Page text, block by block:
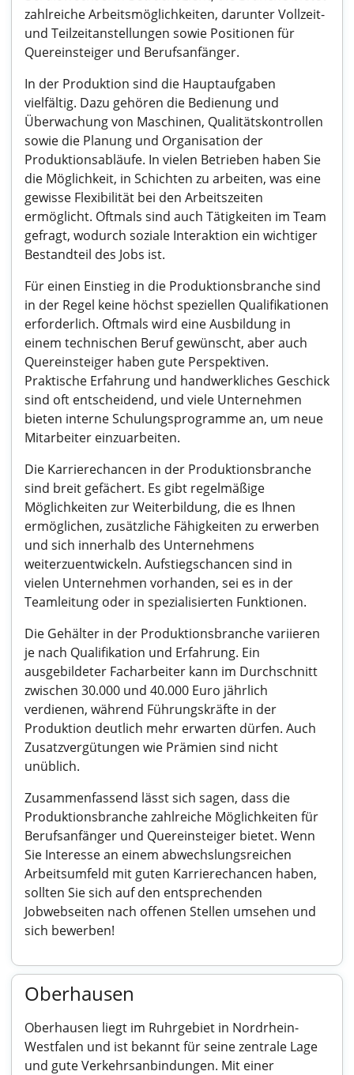
zahlreiche Arbeitsmöglichkeiten, darunter Vollzeit-
und Teilzeitanstellungen sowie Positionen für
Quereinsteiger und Berufsanfänger.
In der Produktion sind die Hauptaufgaben
vielfältig. Dazu gehören die Bedienung und
Überwachung von Maschinen, Qualitätskontrollen
sowie die Planung und Organisation der
Produktionsabläufe. In vielen Betrieben haben Sie
die Möglichkeit, in Schichten zu arbeiten, was eine
gewisse Flexibilität bei den Arbeitszeiten
ermöglicht. Oftmals sind auch Tätigkeiten im Team
gefragt, wodurch soziale Interaktion ein wichtiger
Bestandteil des Jobs ist.
Für einen Einstieg in die Produktionsbranche sind
in der Regel keine höchst speziellen Qualifikationen
erforderlich. Oftmals wird eine Ausbildung in
einem technischen Beruf gewünscht, aber auch
Quereinsteiger haben gute Perspektiven.
Praktische Erfahrung und handwerkliches Geschick
sind oft entscheidend, und viele Unternehmen
bieten interne Schulungsprogramme an, um neue
Mitarbeiter einzuarbeiten.
Die Karrierechancen in der Produktionsbranche
sind breit gefächert. Es gibt regelmäßige
Möglichkeiten zur Weiterbildung, die es Ihnen
ermöglichen, zusätzliche Fähigkeiten zu erwerben
und sich innerhalb des Unternehmens
weiterzuentwickeln. Aufstiegschancen sind in
vielen Unternehmen vorhanden, sei es in der
Teamleitung oder in spezialisierten Funktionen.
Die Gehälter in der Produktionsbranche variieren
je nach Qualifikation und Erfahrung. Ein
ausgebildeter Facharbeiter kann im Durchschnitt
zwischen 30.000 und 40.000 Euro jährlich
verdienen, während Führungskräfte in der
Produktion deutlich mehr erwarten dürfen. Auch
Zusatzvergütungen wie Prämien sind nicht
unüblich.
Zusammenfassend lässt sich sagen, dass die
Produktionsbranche zahlreiche Möglichkeiten für
Berufsanfänger und Quereinsteiger bietet. Wenn
Sie Interesse an einem abwechslungsreichen
Arbeitsumfeld mit guten Karrierechancen haben,
sollten Sie sich auf den entsprechenden
Jobwebseiten nach offenen Stellen umsehen und
sich bewerben!
Oberhausen
Oberhausen liegt im Ruhrgebiet in Nordrhein-
Westfalen und ist bekannt für seine zentrale Lage
und gute Verkehrsanbindungen. Mit einer